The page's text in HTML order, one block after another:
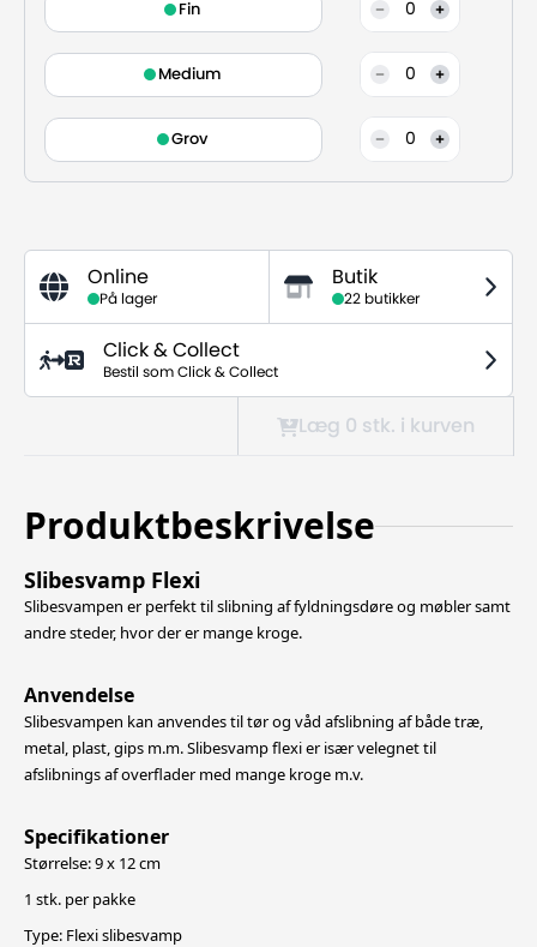
Fin 0
Medium 0
Grov 0
Online
På lager
Butik
22 butikker
Click & Collect
Bestil som Click & Collect
Læg 0 stk. i kurven
Produktbeskrivelse
Slibesvamp Flexi
Slibesvampen er perfekt til slibning af fyldningsdøre og møbler samt
andre steder, hvor der er mange kroge.
Anvendelse
Slibesvampen kan anvendes til tør og våd afslibning af både træ,
metal, plast, gips m.m. Slibesvamp flexi er især velegnet til
afslibnings af overflader med mange kroge m.v.
Specifikationer
Størrelse: 9 x 12 cm
1 stk. per pakke
Type: Flexi slibesvamp